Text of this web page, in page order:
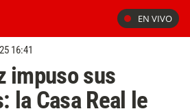
EN VIVO
16:41
impuso sus
la Casa Real le